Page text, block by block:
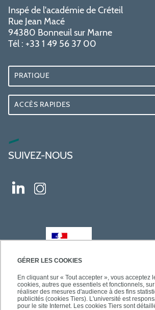
GÉRER LES COOKIES
En cliquant sur « Tout accepter », vous acceptez
cookies, autres que essentiels et fonctionnels,
réaliser des mesures d'audience à des fins
publicités (cookies Tiers). L'université est
pour le site Internet. Les cookies Tiers sont
Inspé de l'académie de Créteil
Rue Jean Macé
94380 Bonneuil sur Marne
Tél : +33 1 49 56 37 00
PRATIQUE
ACCÈS RAPIDES
SUIVEZ-NOUS